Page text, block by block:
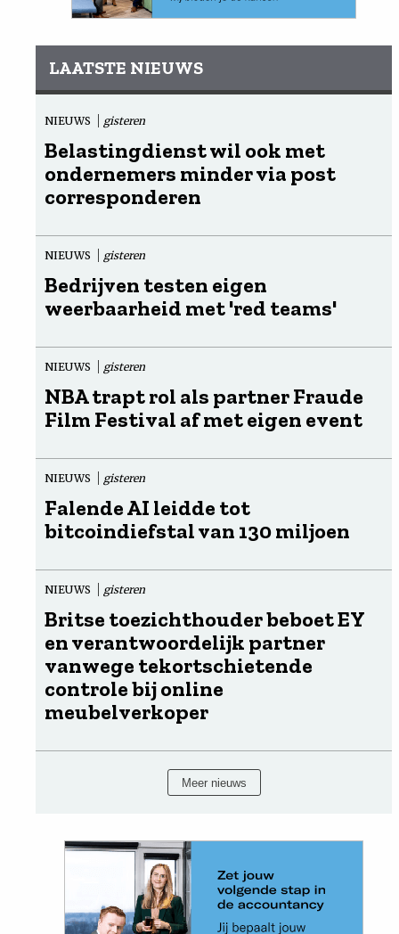
LAATSTE NIEUWS
NIEUWS gisteren
Belastingdienst wil ook met
ondernemers minder via post
corresponderen
NIEUWS gisteren
Bedrijven testen eigen
weerbaarheid met 'red teams'
NIEUWS gisteren
NBA trapt rol als partner Fraude
Film Festival af met eigen event
NIEUWS gisteren
Falende AI leidde tot
bitcoindiefstal van 130 miljoen
NIEUWS gisteren
Britse toezichthouder beboet EY
en verantwoordelijk partner
vanwege tekortschietende
controle bij online
meubelverkoper
Meer nieuws